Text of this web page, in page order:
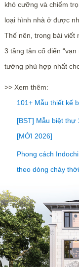
khó cưỡng và chiếm
loại hình nhà ở được
Thế nên, trong bài viết
3 tầng tân cổ điển
tưởng phù hợp nhất
>> Xem thêm:
101+ Mẫu thiết kế
[BST] Mẫu biệt thự
[MỚI 2026]
Phong cách
theo dòng chảy